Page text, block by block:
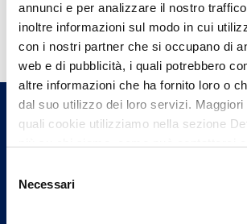
annunci e per analizzare il nostro
inoltre informazioni sul modo in cui
con i nostri partner che si occupano di
web e di pubblicità, i quali potrebbero
altre informazioni che ha fornito loro o
dal suo utilizzo dei loro servizi.
quali cookie utilizziamo nella sezione
può trovare nel footer del sito nella
delNecessari
Hai bisogno di
informazioni?
Trova l'Agenzia più vicina a te
un nostro Agente.